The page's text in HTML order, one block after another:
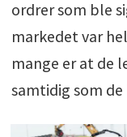
ordrer som ble
markedet var
mange er at de
samtidig som